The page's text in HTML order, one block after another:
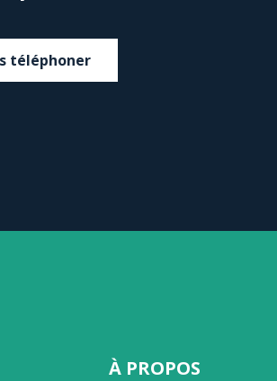
téléphoner
À PROPOS